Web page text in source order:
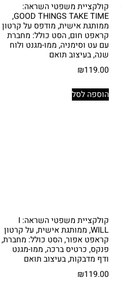
קולקציית משפטי השראה:
GOOD THINGS TAKE TIME,
ממותגת אישית, מודפס על קרטון
קראפט חום, הסט כולל: מחברת
עם עט וסימניה, ממו-מגנט ולוח
שנה, בעיצוב תואם
₪119.00
הוספה לסל
קולקציית משפטי השראה: I
WILL, ממותגת אישית, על קרטון
קראפט אפור, הסט כולל: מחברת,
פנקס, כרטיס ברכה, ממו-מגנט
ודף מדבקות, בעיצוב תואם
₪119.00